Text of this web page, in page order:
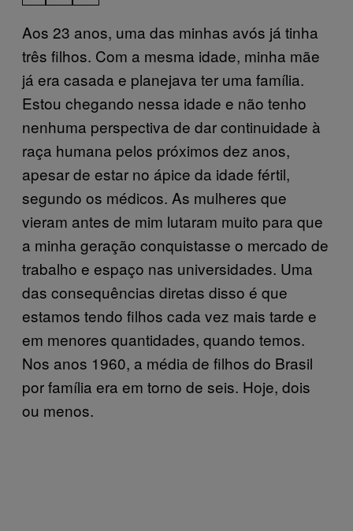
Aos 23 anos, uma das minhas avós já tinha
três filhos. Com a mesma idade, minha mãe
já era casada e planejava ter uma família.
Estou chegando nessa idade e não tenho
nenhuma perspectiva de dar continuidade à
raça humana pelos próximos dez anos,
apesar de estar no ápice da idade fértil,
segundo os médicos. As mulheres que
vieram antes de mim lutaram muito para que
a minha geração conquistasse o mercado de
trabalho e espaço nas universidades. Uma
das consequências diretas disso é que
estamos tendo filhos cada vez mais tarde e
em menores quantidades, quando temos.
Nos anos 1960, a média de filhos do Brasil
por família era em torno de seis. Hoje, dois
ou menos.